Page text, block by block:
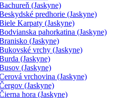
(Jaskyne)
predhorie (Jaskyne)
Karpaty (Jaskyne)
pahorkatina (Jaskyne)
(Jaskyne)
vrchy (Jaskyne)
(Jaskyne)
(Jaskyne)
vrchovina (Jaskyne)
(Jaskyne)
hora (Jaskyne)